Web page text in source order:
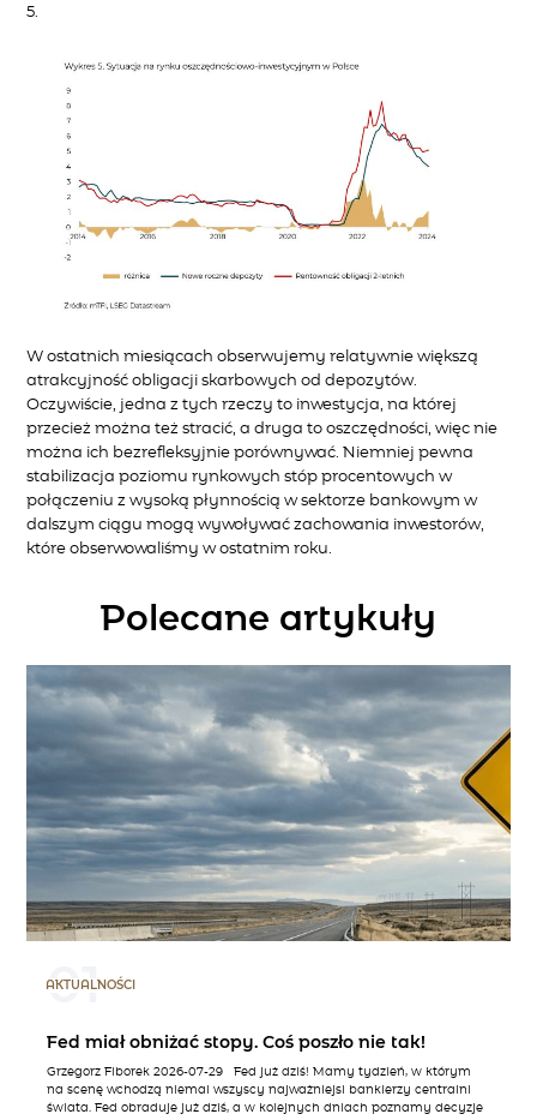
5.
W ostatnich miesiącach obserwujemy relatywnie większą
atrakcyjność obligacji skarbowych od depozytów.
Oczywiście, jedna z tych rzeczy to inwestycja, na której
przecież można też stracić, a druga to oszczędności, więc nie
można ich bezrefleksyjnie porównywać. Niemniej pewna
stabilizacja poziomu rynkowych stóp procentowych w
połączeniu z wysoką płynnością w sektorze bankowym w
dalszym ciągu mogą wywoływać zachowania inwestorów,
które obserwowaliśmy w ostatnim roku.
Polecane artykuły
01
AKTUALNOŚCI
Fed miał obniżać stopy. Coś poszło nie tak!
Grzegorz Fiborek 2026-07-29 Fed już dziś! Mamy tydzień, w którym
na scenę wchodzą niemal wszyscy najważniejsi bankierzy centralni
świata. Fed obraduje już dziś, a w kolejnych dniach poznamy decyzje